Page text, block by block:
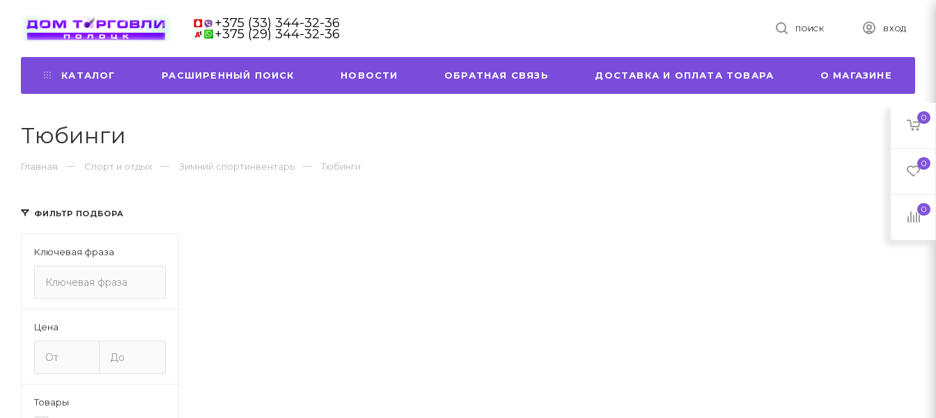
+375 (33) 344-32-36
+375 (29) 344-32-36 ПОИСК ВХОД
КАТАЛОГ РАСШИРЕННЫЙ ПОИСК НОВОСТИ ОБРАТНАЯ СВЯЗЬ ДОСТАВКА И ОПЛАТА ТОВАРА О МАГАЗИНЕ
0
0
0
Тюбинги
Главная Спорт и отдых Зимний спортинвентарь Тюбинги
ФИЛЬТР ПОДБОРА
Ключевая фраза
Цена
Товары